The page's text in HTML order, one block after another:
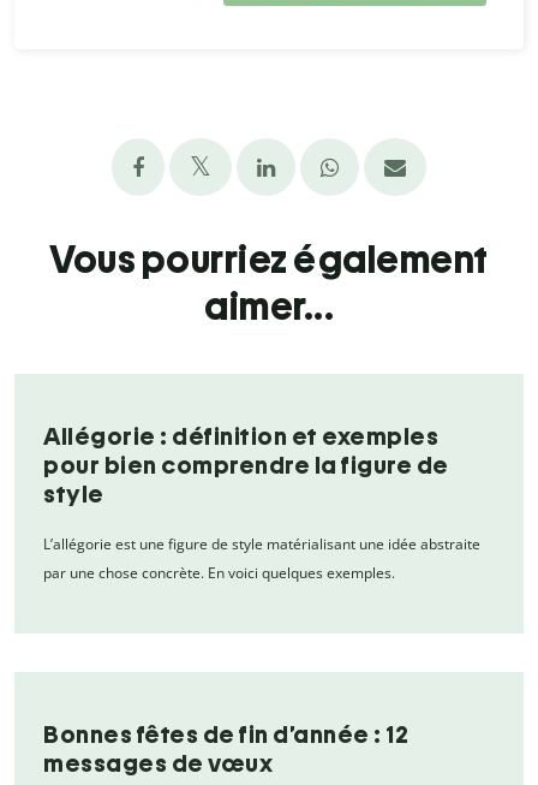
Vous pourriez également
aimer...
Allégorie : définition et exemples
pour bien comprendre la figure de
style
L’allégorie est une figure de style matérialisant une idée abstraite
par une chose concrète. En voici quelques exemples.
Bonnes fêtes de fin d’année : 12
messages de vœux